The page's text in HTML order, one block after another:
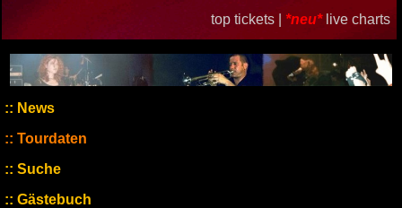
top tickets | *neu* live charts
News
Tourdaten
Suche
Gästebuch